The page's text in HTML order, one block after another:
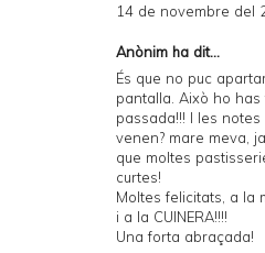
14 de novembre del
Anònim ha dit...
És que no puc
pantalla. Això ho has
passada!!! I les notes
venen? mare meva,
que moltes
curtes!
Moltes felicitats, a la
i a la CUINERA!!!!
Una forta abraçada!